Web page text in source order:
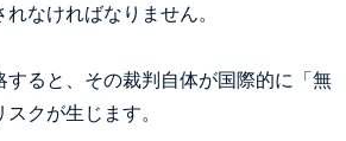
なければなりません。
すると、その裁判自体が国際的に「無
クが生じます。